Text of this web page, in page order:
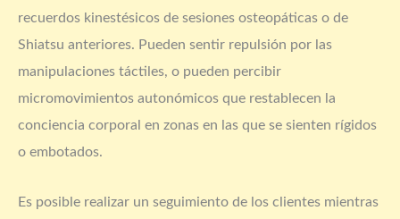
recuerdos kinestésicos de sesiones osteopáticas o de
Shiatsu anteriores. Pueden sentir repulsión por las
manipulaciones táctiles, o pueden percibir
micromovimientos autonómicos que restablecen la
conciencia corporal en zonas en las que se sienten rígidos
o embotados.
Es posible realizar un seguimiento de los clientes mientras